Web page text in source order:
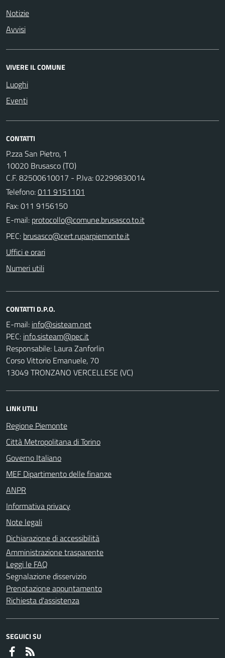
Notizie
Avvisi
VIVERE IL COMUNE
Luoghi
Eventi
CONTATTI
P.zza San Pietro, 1
10020 Brusasco (TO)
C.F. 82500610017 - P.Iva: 02299830014
Telefono:011 9151101
Fax: 011 9156150
E-mail:
PEC:
Uffici e orari
Numeri utili
CONTATTI D.P.O.
E-mail:
PEC:
Responsabile: Laura Zanforlin
Corso Vittorio Emanuele, 70
13049 TRONZANO VERCELLESE (VC)
LINK UTILI
Regione Piemonte
Città Metropolitana di Torino
Governo Italiano
MEF Dipartimento delle finanze
ANPR
Informativa privacy
Note legali
Dichiarazione di accessibilità
Amministrazione trasparente
Leggi le FAQ
Segnalazione disservizio
Prenotazione appuntamento
Richiesta d'assistenza
SEGUICI SU